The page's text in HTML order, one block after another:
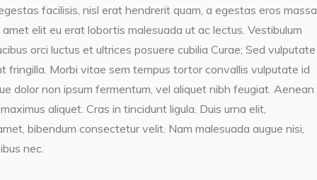
facilisis, nisl erat hendrerit quam, a egestas eros massa
elit eu erat lobortis malesuada ut ac lectus. Vestibulum
orci luctus et ultrices posuere cubilia Curae; Sed vulputate
fringilla. Morbi vitae sem tempus tortor convallis vulputate id
dolor non ipsum fermentum, vel aliquet nibh feugiat. Aenean
aliquet. Cras in tincidunt ligula. Duis urna elit,
bibendum consectetur velit. Nam malesuada augue nisi,
nec.